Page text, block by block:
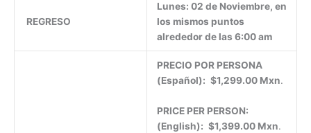
REGRESO
Lunes: 02 de Noviembre, en
los mismos puntos
alrededor de las 6:00 am
PRECIO POR PERSONA
(Español): $1,299.00 Mxn.
PRICE PER PERSON:
(English): $1,399.00 Mxn.